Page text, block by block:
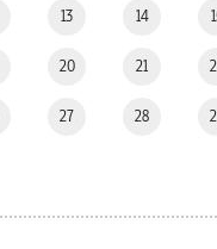
13 14
20 21
27 28